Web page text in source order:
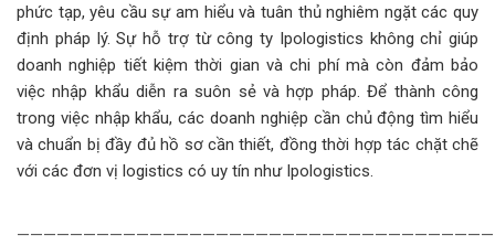
phức tạp, yêu cầu sự am hiểu và tuân thủ nghiêm ngặt các quy
định pháp lý. Sự hỗ trợ từ công ty Ipologistics không chỉ giúp
doanh nghiệp tiết kiệm thời gian và chi phí mà còn đảm bảo
việc nhập khẩu diễn ra suôn sẻ và hợp pháp. Để thành công
trong việc nhập khẩu, các doanh nghiệp cần chủ động tìm hiểu
và chuẩn bị đầy đủ hồ sơ cần thiết, đồng thời hợp tác chặt chẽ
với các đơn vị logistics có uy tín như Ipologistics.